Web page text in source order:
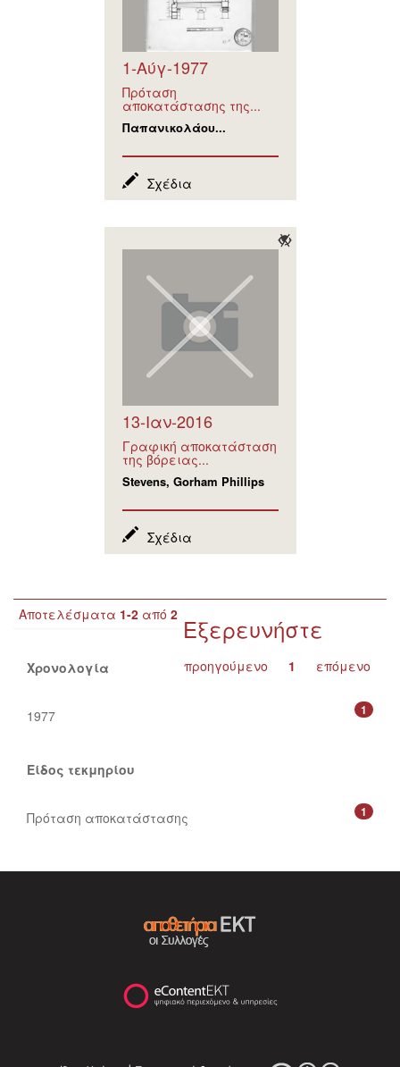
1-Αύγ-1977
Πρόταση
αποκατάστασης της...
Παπανικολάου...
Σχέδια
13-Ιαν-2016
Γραφική αποκατάσταση
της βόρειας...
Stevens, Gorham Phillips
Σχέδια
Αποτελέσματα 1-2 από 2
προηγούμενο 1 επόμενο
Εξερευνήστε
Χρονολογία
1
1977
Είδος τεκμηρίου
1
Πρόταση αποκατάστασης